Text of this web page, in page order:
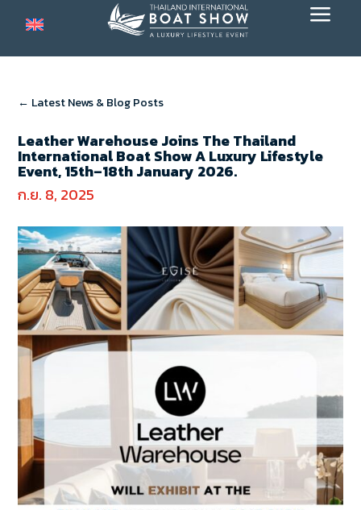
a
← Latest News & Blog Posts
Leather Warehouse Joins The Thailand
International Boat Show A Luxury Lifestyle
Event, 15th–18th January 2026.
ก.ย. 8, 2025